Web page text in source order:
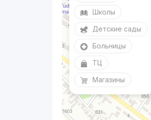
Школы
Детские сады
Больницы
ТЦ
Магазины